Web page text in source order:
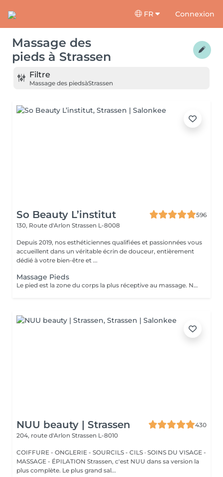
FR Connexion
Massage des
pieds à Strassen
Filtre
Massage des piedsàStrassen
So Beauty L’institut
596
130, Route d'Arlon Strassen L-8008
Depuis 2019, nos esthéticiennes qualifiées et passionnées vous
accueillent dans un véritable écrin de douceur, entièrement
dédié à votre bien-être et ...
Massage Pieds
Le pied est la zone du corps la plus réceptive au massage. Nous n'y pensons pas assez mais les pieds sont une partie très importante du corps et nécessitent un soin tout particulier ! Supportant toute la charge pondérale ainsi que les agressions extérieures, nos pieds sont fortement sollicités. Les massages des pieds sont donc conseillés et très favorables à notre bien-être général.
NUU beauty | Strassen
430
204, route d'Arlon Strassen L-8010
COIFFURE - ONGLERIE - SOURCILS - CILS · SOINS DU VISAGE -
MASSAGE - ÉPILATION Strassen, c'est NUU dans sa version la
plus complète. Le plus grand sal...